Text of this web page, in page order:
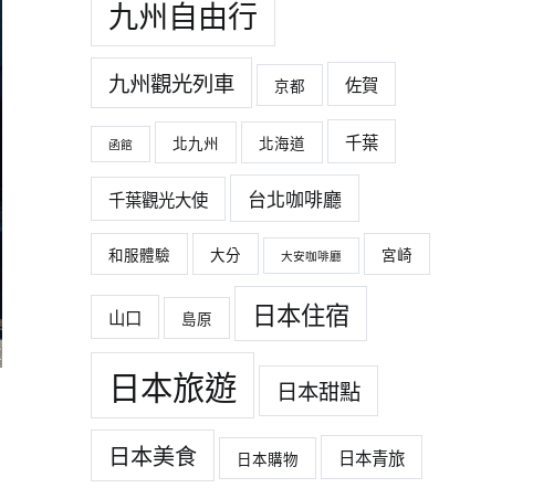
九州自由行
九州觀光列車 京都 佐賀
函館 北九州 北海道 千葉
千葉觀光大使 台北咖啡廳
和服體驗 大分 大安咖啡廳 宮崎
山口 島原 日本住宿
日本旅遊 日本甜點
日本美食 日本購物 日本青旅